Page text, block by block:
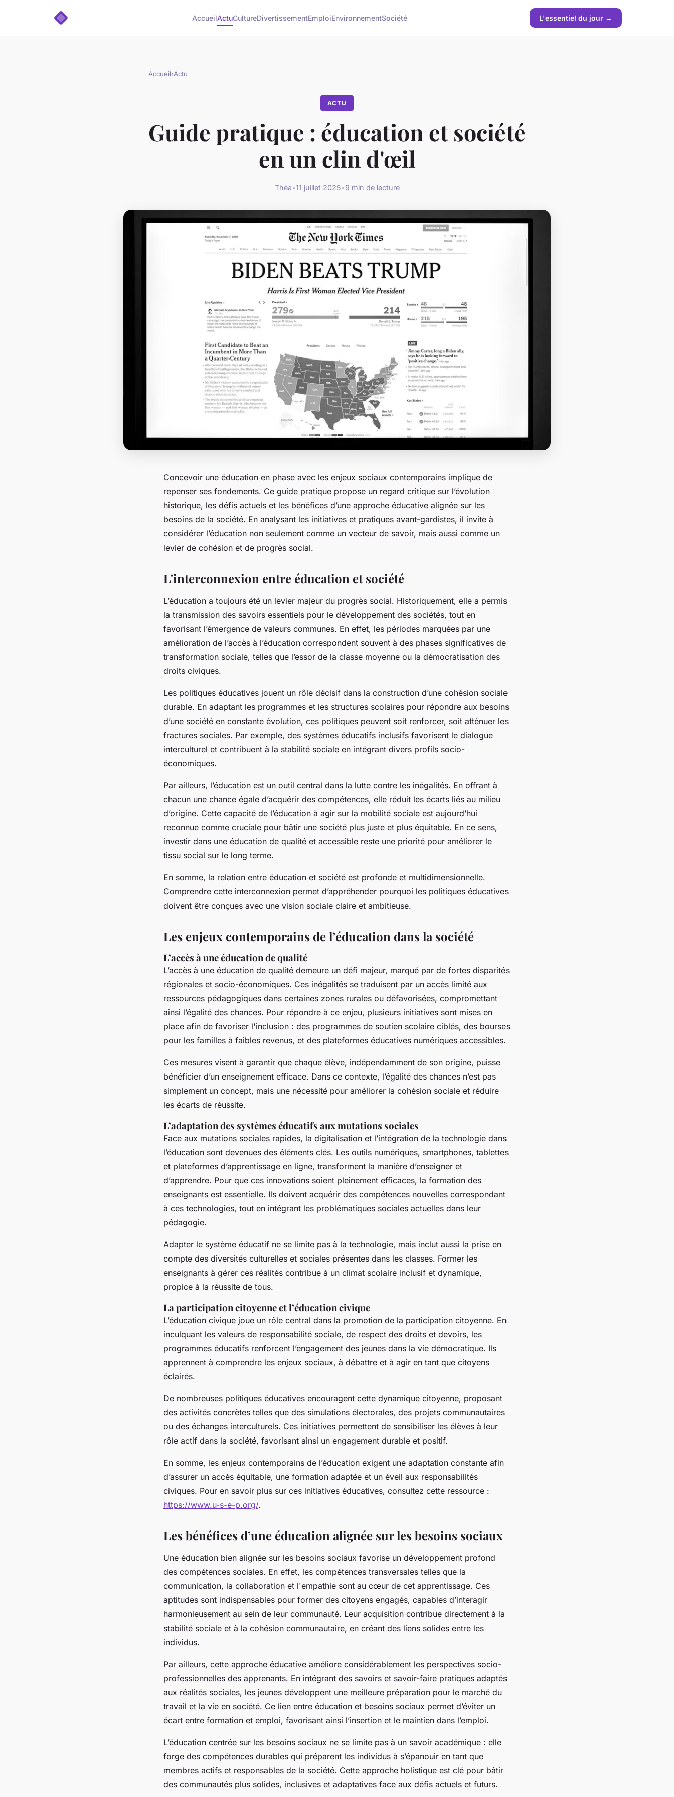
AccueilActuCultureDivertissementEmploiEnvironnementSociété L'essentiel du jour →
Accueil›Actu
ACTU
Guide pratique : éducation et société
en un clin d'œil
Théa•11 juillet 2025•9 min de lecture
Concevoir une éducation en phase avec les enjeux sociaux contemporains implique de
repenser ses fondements. Ce guide pratique propose un regard critique sur l’évolution
historique, les défis actuels et les bénéfices d’une approche éducative alignée sur les
besoins de la société. En analysant les initiatives et pratiques avant-gardistes, il invite à
considérer l’éducation non seulement comme un vecteur de savoir, mais aussi comme un
levier de cohésion et de progrès social.
L'interconnexion entre éducation et société
L’éducation a toujours été un levier majeur du progrès social. Historiquement, elle a permis
la transmission des savoirs essentiels pour le développement des sociétés, tout en
favorisant l’émergence de valeurs communes. En effet, les périodes marquées par une
amélioration de l’accès à l’éducation correspondent souvent à des phases significatives de
transformation sociale, telles que l’essor de la classe moyenne ou la démocratisation des
droits civiques.
Les politiques éducatives jouent un rôle décisif dans la construction d’une cohésion sociale
durable. En adaptant les programmes et les structures scolaires pour répondre aux besoins
d’une société en constante évolution, ces politiques peuvent soit renforcer, soit atténuer les
fractures sociales. Par exemple, des systèmes éducatifs inclusifs favorisent le dialogue
interculturel et contribuent à la stabilité sociale en intégrant divers profils socio-
économiques.
Par ailleurs, l’éducation est un outil central dans la lutte contre les inégalités. En offrant à
chacun une chance égale d’acquérir des compétences, elle réduit les écarts liés au milieu
d’origine. Cette capacité de l’éducation à agir sur la mobilité sociale est aujourd’hui
reconnue comme cruciale pour bâtir une société plus juste et plus équitable. En ce sens,
investir dans une éducation de qualité et accessible reste une priorité pour améliorer le
tissu social sur le long terme.
En somme, la relation entre éducation et société est profonde et multidimensionnelle.
Comprendre cette interconnexion permet d’appréhender pourquoi les politiques éducatives
doivent être conçues avec une vision sociale claire et ambitieuse.
Les enjeux contemporains de l’éducation dans la société
L’accès à une éducation de qualité
L’accès à une éducation de qualité demeure un défi majeur, marqué par de fortes disparités
régionales et socio-économiques. Ces inégalités se traduisent par un accès limité aux
ressources pédagogiques dans certaines zones rurales ou défavorisées, compromettant
ainsi l’égalité des chances. Pour répondre à ce enjeu, plusieurs initiatives sont mises en
place afin de favoriser l'inclusion : des programmes de soutien scolaire ciblés, des bourses
pour les familles à faibles revenus, et des plateformes éducatives numériques accessibles.
Ces mesures visent à garantir que chaque élève, indépendamment de son origine, puisse
bénéficier d’un enseignement efficace. Dans ce contexte, l’égalité des chances n’est pas
simplement un concept, mais une nécessité pour améliorer la cohésion sociale et réduire
les écarts de réussite.
L’adaptation des systèmes éducatifs aux mutations sociales
Face aux mutations sociales rapides, la digitalisation et l’intégration de la technologie dans
l’éducation sont devenues des éléments clés. Les outils numériques, smartphones, tablettes
et plateformes d’apprentissage en ligne, transforment la manière d’enseigner et
d’apprendre. Pour que ces innovations soient pleinement efficaces, la formation des
enseignants est essentielle. Ils doivent acquérir des compétences nouvelles correspondant
à ces technologies, tout en intégrant les problématiques sociales actuelles dans leur
pédagogie.
Adapter le système éducatif ne se limite pas à la technologie, mais inclut aussi la prise en
compte des diversités culturelles et sociales présentes dans les classes. Former les
enseignants à gérer ces réalités contribue à un climat scolaire inclusif et dynamique,
propice à la réussite de tous.
La participation citoyenne et l’éducation civique
L’éducation civique joue un rôle central dans la promotion de la participation citoyenne. En
inculquant les valeurs de responsabilité sociale, de respect des droits et devoirs, les
programmes éducatifs renforcent l’engagement des jeunes dans la vie démocratique. Ils
apprennent à comprendre les enjeux sociaux, à débattre et à agir en tant que citoyens
éclairés.
De nombreuses politiques éducatives encouragent cette dynamique citoyenne, proposant
des activités concrètes telles que des simulations électorales, des projets communautaires
ou des échanges interculturels. Ces initiatives permettent de sensibiliser les élèves à leur
rôle actif dans la société, favorisant ainsi un engagement durable et positif.
En somme, les enjeux contemporains de l’éducation exigent une adaptation constante afin
d’assurer un accès équitable, une formation adaptée et un éveil aux responsabilités
civiques. Pour en savoir plus sur ces initiatives éducatives, consultez cette ressource :
https://www.u-s-e-p.org/.
Les bénéfices d’une éducation alignée sur les besoins sociaux
Une éducation bien alignée sur les besoins sociaux favorise un développement profond
des compétences sociales. En effet, les compétences transversales telles que la
communication, la collaboration et l'empathie sont au cœur de cet apprentissage. Ces
aptitudes sont indispensables pour former des citoyens engagés, capables d’interagir
harmonieusement au sein de leur communauté. Leur acquisition contribue directement à la
stabilité sociale et à la cohésion communautaire, en créant des liens solides entre les
individus.
Par ailleurs, cette approche éducative améliore considérablement les perspectives socio-
professionnelles des apprenants. En intégrant des savoirs et savoir-faire pratiques adaptés
aux réalités sociales, les jeunes développent une meilleure préparation pour le marché du
travail et la vie en société. Ce lien entre éducation et besoins sociaux permet d’éviter un
écart entre formation et emploi, favorisant ainsi l’insertion et le maintien dans l’emploi.
L’éducation centrée sur les besoins sociaux ne se limite pas à un savoir académique : elle
forge des compétences durables qui préparent les individus à s’épanouir en tant que
membres actifs et responsables de la société. Cette approche holistique est clé pour bâtir
des communautés plus solides, inclusives et adaptatives face aux défis actuels et futurs.